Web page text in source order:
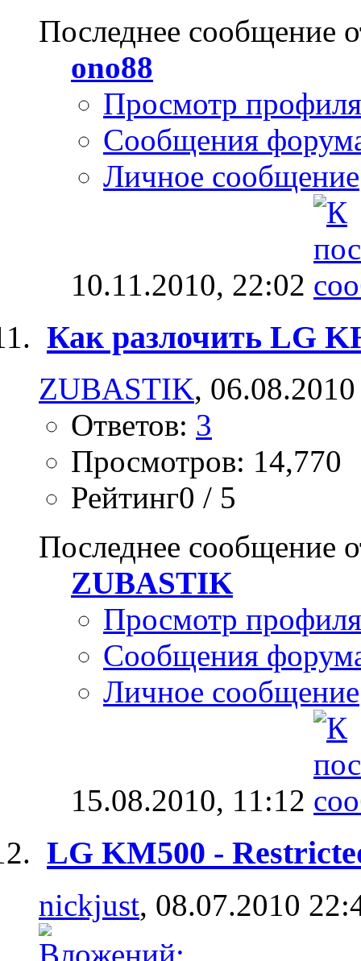
Последнее сообщение
ono88
Просмотр профиля
Сообщения
Личное сообщение
10.11.2010, 22:02
Как разлочить LG
ZUBASTIK,
Ответов: 3
Просмотров: 14,770
Рейтинг0 / 5
Последнее сообщение
ZUBASTIK
Просмотр профиля
Сообщения
Личное сообщение
15.08.2010, 11:12
LG KM500 -
nickjust, 08.07.2010